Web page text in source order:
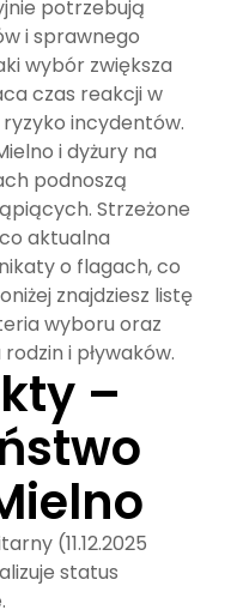
potrzebują
i sprawnego
wybór zwiększa
czas reakcji w
incydentów.
i dyżury na
podnoszą
Strzeżone
aktualna
o flagach, co
znajdziesz listę
wyboru oraz
i pływaków.
–
(11.12.2025
status